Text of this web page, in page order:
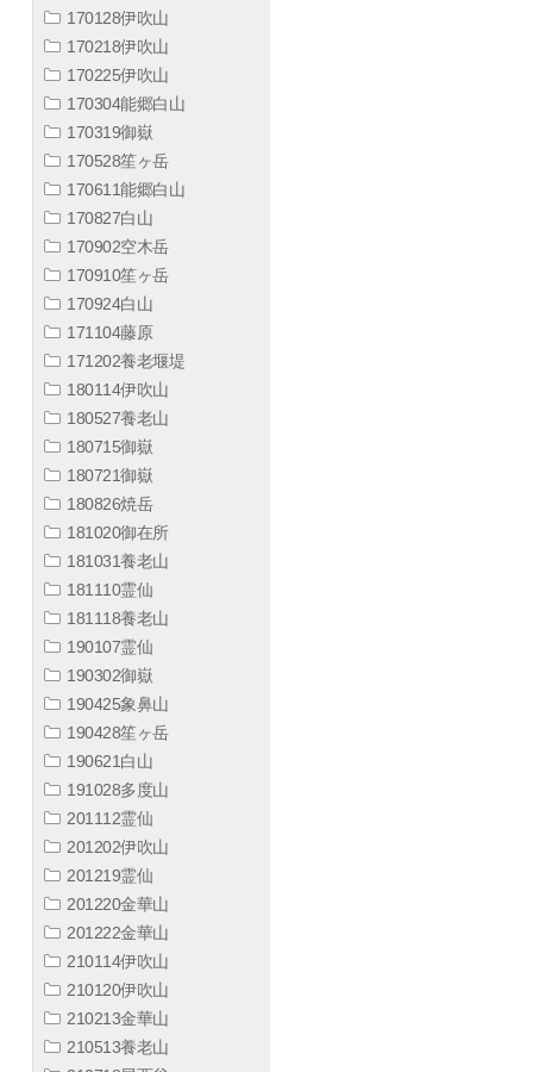
170128伊吹山
170218伊吹山
170225伊吹山
170304能郷白山
170319御嶽
170528笙ヶ岳
170611能郷白山
170827白山
170902空木岳
170910笙ヶ岳
170924白山
171104藤原
171202養老堰堤
180114伊吹山
180527養老山
180715御嶽
180721御嶽
180826焼岳
181020御在所
181031養老山
181110霊仙
181118養老山
190107霊仙
190302御嶽
190425象鼻山
190428笙ヶ岳
190621白山
191028多度山
201112霊仙
201202伊吹山
201219霊仙
201220金華山
201222金華山
210114伊吹山
210120伊吹山
210213金華山
210513養老山